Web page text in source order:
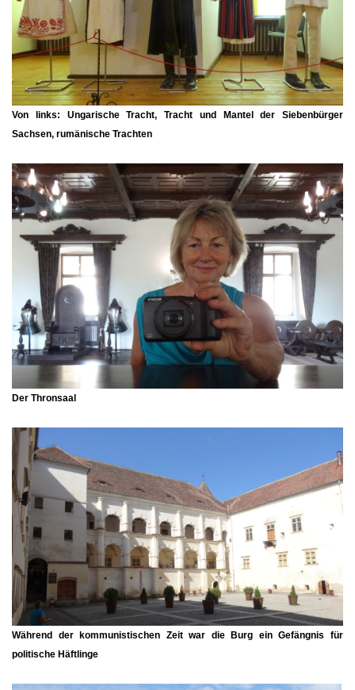
Von links: Ungarische Tracht, Tracht und Mantel der Siebenbürger
Sachsen, rumänische Trachten
Der Thronsaal
Während der kommunistischen Zeit war die Burg ein Gefängnis für
politische Häftlinge